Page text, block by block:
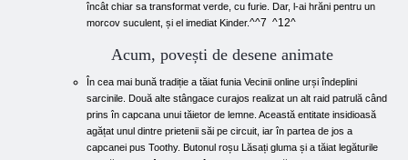
încât chiar sa transformat verde, cu furie. Dar, l-ai hrăni pentru un
morcov suculent, și el imediat Kinder.^^7 ^12^
Acum, povești de desene animate
În cea mai bună tradiție a tăiat funia Vecinii online urși îndeplini
sarcinile. Două alte stângace curajos realizat un alt raid patrulă când
prins în capcana unui tăietor de lemne. Această entitate insidioasă
agățat unul dintre prietenii săi pe circuit, iar în partea de jos a
capcanei pus Toothy. Butonul roșu Lăsați gluma și a tăiat legăturile